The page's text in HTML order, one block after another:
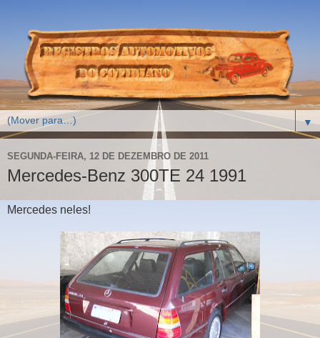
▼
SEGUNDA-FEIRA, 12 DE DEZEMBRO DE 2011
Mercedes-Benz 300TE 24 1991
Mercedes neles!